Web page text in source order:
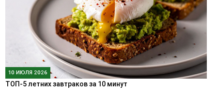
10 ИЮЛЯ 2026
ТОП-5 летних завтраков за 10 минут